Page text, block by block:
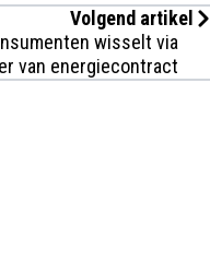
Volgend artikel
wisselt via
van energiecontract